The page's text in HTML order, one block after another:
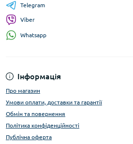
Інформація
Про магазин
Умови оплати, доставки та гарантії
Обмін та повернення
Політика конфіденційності
Публічна оферта
Telegram
Viber
Whatsapp